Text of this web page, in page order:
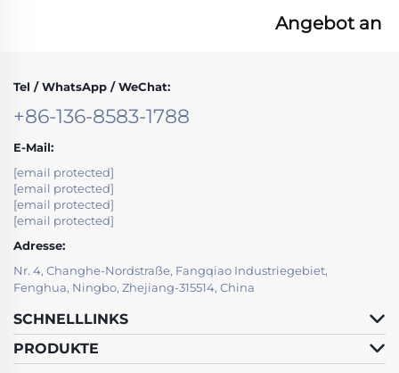
Angebot an
Tel / WhatsApp / WeChat:
+86-136-8583-1788
E-Mail:
[email protected]
[email protected]
[email protected]
[email protected]
Adresse:
Nr. 4, Changhe-Nordstraße, Fangqiao Industriegebiet,
Fenghua, Ningbo, Zhejiang-315514, China
SCHNELLLINKS
PRODUKTE